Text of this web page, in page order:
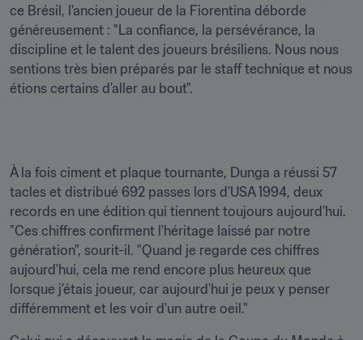
ce Brésil, l'ancien joueur de la Fiorentina déborde
généreusement : "La confiance, la persévérance, la
discipline et le talent des joueurs brésiliens. Nous nous
sentions très bien préparés par le staff technique et nous
étions certains d'aller au bout".
À la fois ciment et plaque tournante, Dunga a réussi 57
tacles et distribué 692 passes lors d'USA 1994, deux
records en une édition qui tiennent toujours aujourd'hui.
"Ces chiffres confirment l'héritage laissé par notre
génération", sourit-il. "Quand je regarde ces chiffres
aujourd'hui, cela me rend encore plus heureux que
lorsque j'étais joueur, car aujourd'hui je peux y penser
différemment et les voir d'un autre oeil."